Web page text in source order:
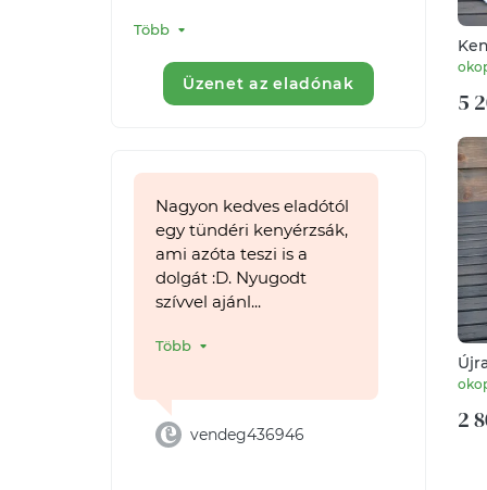
Több
Üzenet az eladónak
Nagyon kedves eladótól
egy tündéri kenyérzsák,
ami azóta teszi is a
dolgát :D. Nyugodt
szívvel ajánl...
Több
vendeg436946
5
2